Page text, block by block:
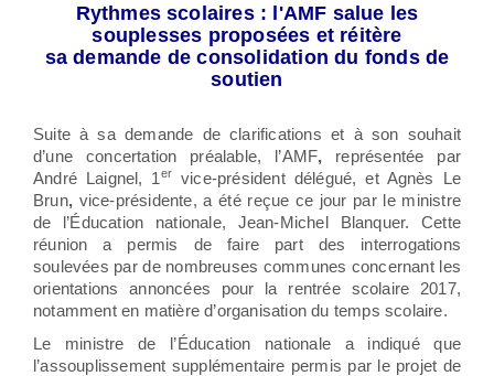
Rythmes scolaires : l'AMF salue les
souplesses proposées et réitère
sa demande de consolidation du fonds de
soutien
Suite à sa demande de clarifications et à son souhait
d’une concertation préalable, l’AMF, représentée par
André Laignel, 1 er
vice-président délégué, et Agnès Le
Brun, vice-présidente, a été reçue ce jour par le ministre
de l’Éducation nationale, Jean-Michel Blanquer. Cette
réunion a permis de faire part des interrogations
soulevées par de nombreuses communes concernant les
orientations annoncées pour la rentrée scolaire 2017,
notamment en matière d’organisation du temps scolaire.
Le ministre de l’Éducation nationale a indiqué que
l’assouplissement supplémentaire permis par le projet de